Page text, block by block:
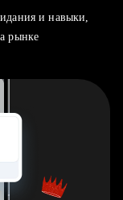
и навыки,
рынке